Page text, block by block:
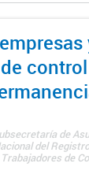
de
del Registro
de